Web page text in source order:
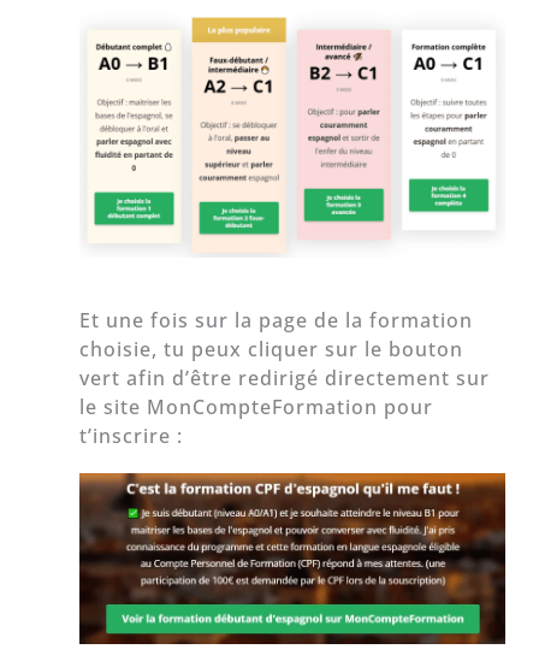
Et une fois sur la page de la formation
choisie, tu peux cliquer sur le bouton
vert afin d’être redirigé directement sur
le site MonCompteFormation pour
t’inscrire :